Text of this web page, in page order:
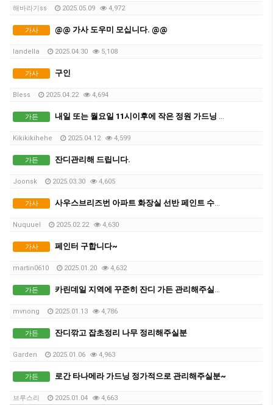
해바라기ss 2025.05.09 4,972
가사 @@ 가사 도우미 모십니다. @@
landella 2025.04.30 5,108
가사 구인
Bless 2025.04.22 4,694
가든 내일 또는 월요일 11시이후에 작은 정원 가드닝 해주실 분
Kikikikihehe 2025.04.12 4,599
가든 잔디관리해 드립니다.
Joonsk 2025.03.30 4,605
가사 사우스브리즈번 아파트 화장실 선반 페인트 수리해주실 분
Nuquuel 2025.02.22 4,630
가사 페인터 구합니다~
martin0610 2025.01.20 4,632
가든 카린데일 지역에 꾸준히 잔디 가든 관리해주실분 구합니다.
mvnong 2025.01.13 4,786
가든 잔디깎고 잡초정리 나무 정리해주실분
Garden 2025.01.06 4,963
가든 로간 타나메라 가드닝 정가적으로 관리해주실분~
브루스리 2025.01.04 4,663